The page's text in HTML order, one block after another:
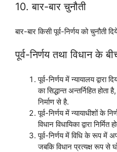
10. बार-बार चुनौती
बार-बार किसी पूर्व-निर्णय को चुनौती
पूर्व-निर्णय तथा विधान के
पूर्व-निर्णय में न्यायालय द्वारा
का सिद्धान्त अन्तर्निहित होता
निर्माण से है.
पूर्व-निर्णय में न्यायाधीशों
विधान विधायिका द्वारा निर्मित
पूर्व-निर्णय में विधि के रूप में
जबकि विधान प्रत्यक्ष रूप से